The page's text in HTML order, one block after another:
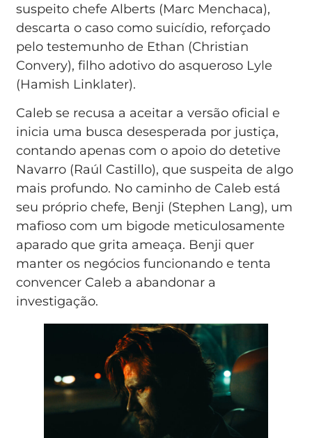
suspeito chefe Alberts (Marc Menchaca),
descarta o caso como suicídio, reforçado
pelo testemunho de Ethan (Christian
Convery), filho adotivo do asqueroso Lyle
(Hamish Linklater).
Caleb se recusa a aceitar a versão oficial e
inicia uma busca desesperada por justiça,
contando apenas com o apoio do detetive
Navarro (Raúl Castillo), que suspeita de algo
mais profundo. No caminho de Caleb está
seu próprio chefe, Benji (Stephen Lang), um
mafioso com um bigode meticulosamente
aparado que grita ameaça. Benji quer
manter os negócios funcionando e tenta
convencer Caleb a abandonar a
investigação.